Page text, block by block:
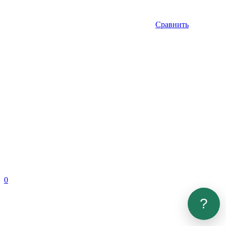
Сравнить
0
?